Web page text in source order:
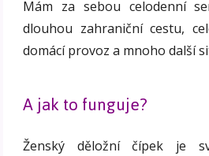
Mám za sebou celodenní
dlouhou zahraniční cestu,
domácí provoz a mnoho další
A jak to funguje?
Ženský děložní čípek je